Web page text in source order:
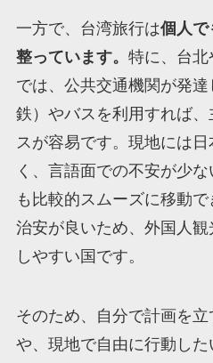
一方で、台湾旅行は個人で
整っています。 特に、台
では、公共交通機関が発
鉄）やバスを利用すれば
スが容易です。現地には
く、言語面での不安が少
も比較的スムーズに移動
治安が良いため、外国人
しやすい国です。
そのため、自分で計画を
や、現地で自由に行動し